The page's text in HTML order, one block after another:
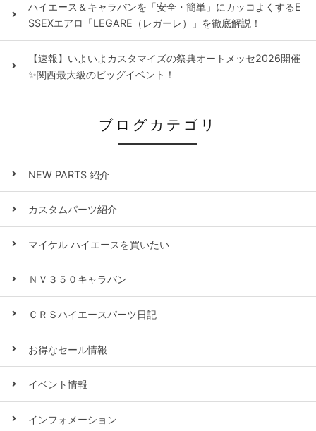
ハイエース＆キャラバンを「安全・簡単」にカッコよくするE
SSEXエアロ「LEGARE（レガーレ）」を徹底解説！
【速報】いよいよカスタマイズの祭典オートメッセ2026開催
✨関西最大級のビッグイベント！
ブログカテゴリ
NEW PARTS 紹介
カスタムパーツ紹介
マイケル ハイエースを買いたい
ＮＶ３５０キャラバン
ＣＲＳハイエースパーツ日記
お得なセール情報
イベント情報
インフォメーション